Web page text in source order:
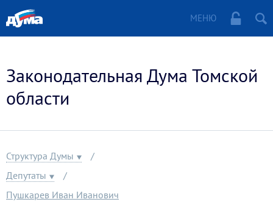
МЕНЮ
Законодательная Дума Томской
области
Структура Думы
Депутаты
Пушкарев Иван Иванович